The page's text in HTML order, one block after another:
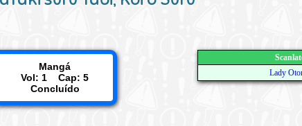
Mangá
Vol: 1 Cap: 5
Concluído
Lady